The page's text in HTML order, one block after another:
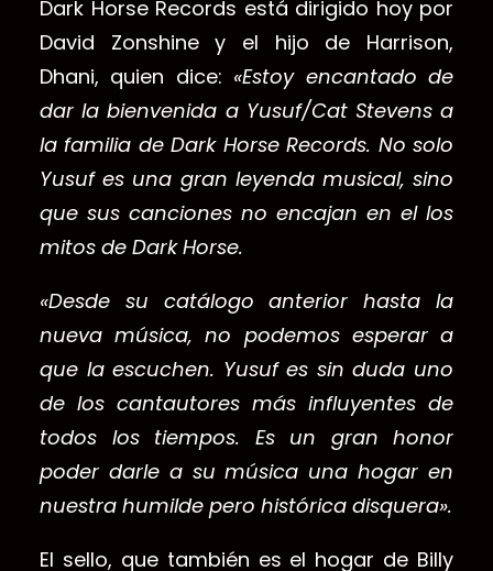
Dark Horse Records está dirigido hoy por
David Zonshine y el hijo de Harrison,
Dhani, quien dice: «Estoy encantado de
dar la bienvenida a Yusuf/Cat Stevens a
la familia de Dark Horse Records. No solo
Yusuf es una gran leyenda musical, sino
que sus canciones no encajan en el los
mitos de Dark Horse.
«Desde su catálogo anterior hasta la
nueva música, no podemos esperar a
que la escuchen. Yusuf es sin duda uno
de los cantautores más influyentes de
todos los tiempos. Es un gran honor
poder darle a su música una hogar en
nuestra humilde pero histórica disquera».
El sello, que también es el hogar de Billy